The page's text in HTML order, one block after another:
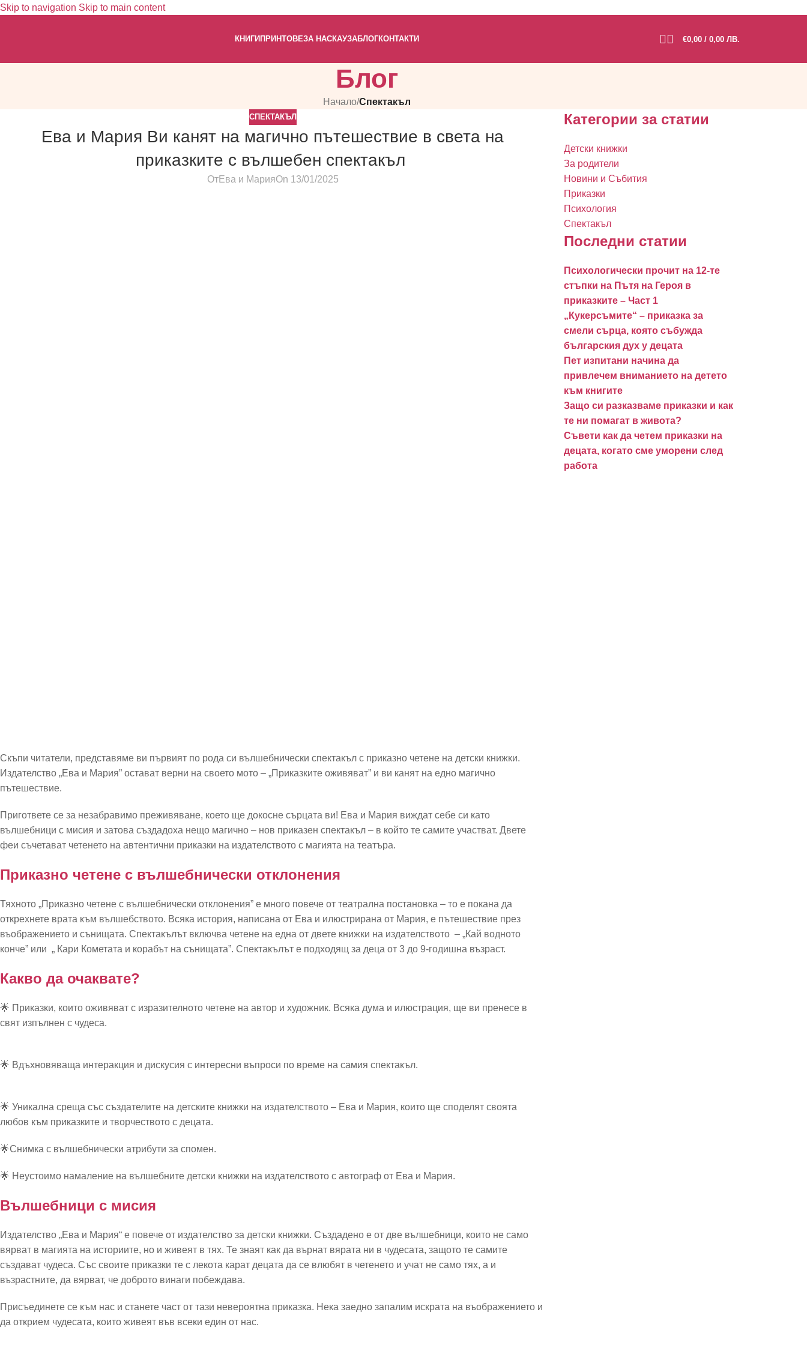
Skip to navigation Skip to main content
КНИГИ ПРИНТОВЕЗА НАСКАУЗАБЛОГКОНТАКТИ €0,00 / 0,00 ЛВ.
Блог
Начало/Спектакъл
СПЕКТАКЪЛ
Ева и Мария Ви канят на магично пътешествие в света на
приказките с вълшебен спектакъл
ОтЕва и МарияOn 13/01/2025
Скъпи читатели, представяме ви първият по рода си вълшебнически спектакъл с приказно четене на детски книжки.
Издателство „Ева и Мария” остават верни на своето мото – „Приказките оживяват” и ви канят на едно магично
пътешествие.
Пригответе се за незабравимо преживяване, което ще докосне сърцата ви! Ева и Мария виждат себе си като
вълшебници с мисия и затова създадоха нещо магично – нов приказен спектакъл – в който те самите участват. Двете
феи съчетават четенето на автентични приказки на издателството с магията на театъра.
Приказно четене с вълшебнически отклонения
Тяхното „Приказно четене с вълшебнически отклонения” е много повече от театрална постановка – то е покана да
открехнете врата към вълшебството. Всяка история, написана от Ева и илюстрирана от Мария, е пътешествие през
въображението и сънищата. Спектакълът включва четене на една от двете книжки на издателството – „Кай водното
конче” или „ Кари Кометата и корабът на сънищата”. Спектакълът е подходящ за деца от 3 до 9-годишна възраст.
Какво да очаквате?
🌟 Приказки, които оживяват с изразителното четене на автор и художник. Всяка дума и илюстрация, ще ви пренесе в
свят изпълнен с чудеса.
🌟 Вдъхновяваща интеракция и дискусия с интересни въпроси по време на самия спектакъл.
🌟 Уникална среща със създателите на детските книжки на издателството – Ева и Мария, които ще споделят своята
любов към приказките и творчеството с децата.
🌟Снимка с вълшебнически атрибути за спомен.
🌟 Неустоимо намаление на вълшебните детски книжки на издателството с автограф от Ева и Мария.
Вълшебници с мисия
Издателство „Ева и Мария“ е повече от издателство за детски книжки. Създадено е от две вълшебници, които не само
вярват в магията на историите, но и живеят в тях. Те знаят как да върнат вярата ни в чудесата, защото те самите
създават чудеса. Със своите приказки те с лекота карат децата да се влюбят в четенето и учат не само тях, а и
възрастните, да вярват, че доброто винаги побеждава.
Присъединете се към нас и станете част от тази невероятна приказка. Нека заедно запалим искрата на въображението и
да открием чудесата, които живеят във всеки един от нас.
Категории за статии
Детски книжки
За родители
Новини и Събития
Приказки
Психология
Спектакъл
Последни статии
Психологически прочит на 12-те
стъпки на Пътя на Героя в
приказките – Част 1
„Кукерсъмите“ – приказка за
смели сърца, която събужда
българския дух у децата
Пет изпитани начина да
привлечем вниманието на детето
към книгите
Защо си разказваме приказки и как
те ни помагат в живота?
Съвети как да четем приказки на
децата, когато сме уморени след
работа